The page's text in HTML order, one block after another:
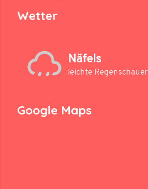
Wetter
Näfels
leichte Regenschauer
Google Maps